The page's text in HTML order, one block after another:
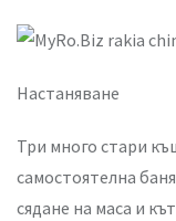
Настаняване
Три много стари
самостоятелна
сядане на маса и